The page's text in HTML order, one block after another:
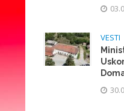
VESTI